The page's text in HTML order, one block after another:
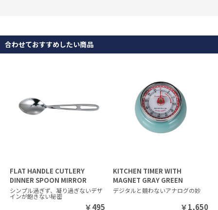
合わせておすすめしたい商品
FLAT HANDLE CUTLERY
DINNER SPOON MIRROR
FINISH
シンプル過ぎず、凝り過ぎないデザ
インが飽きない秘密
￥495
KITCHEN TIMER WITH
MAGNET GRAY GREEN
デジタルと競わないアナログの妙
￥1,650